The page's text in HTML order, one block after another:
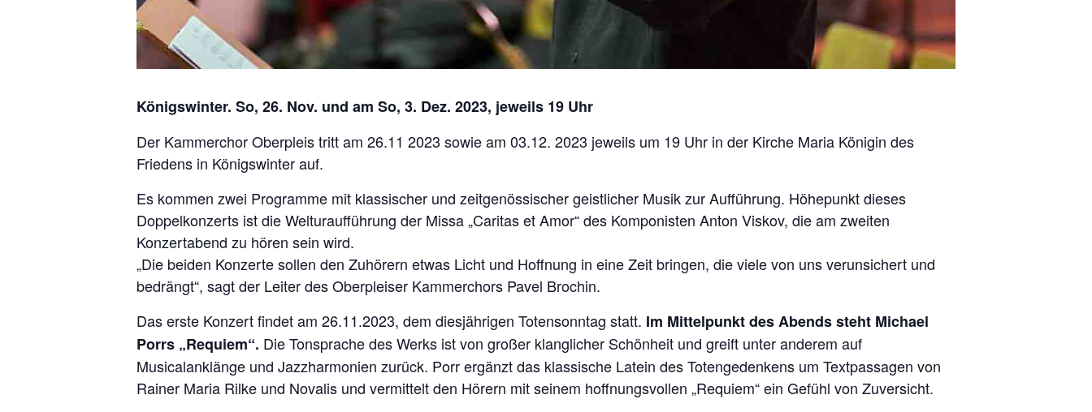
Königswinter. So, 26. Nov. und am So, 3. Dez. 2023, jeweils 19 Uhr
Der Kammerchor Oberpleis tritt am 26.11 2023 sowie am 03.12. 2023 jeweils um 19 Uhr in der Kirche Maria Königin des
Friedens in Königswinter auf.
Es kommen zwei Programme mit klassischer und zeitgenössischer geistlicher Musik zur Aufführung. Höhepunkt dieses
Doppelkonzerts ist die Welturaufführung der Missa „Caritas et Amor“ des Komponisten Anton Viskov, die am zweiten
Konzertabend zu hören sein wird.
„Die beiden Konzerte sollen den Zuhörern etwas Licht und Hoffnung in eine Zeit bringen, die viele von uns verunsichert und
bedrängt“, sagt der Leiter des Oberpleiser Kammerchors Pavel Brochin.
Das erste Konzert findet am 26.11.2023, dem diesjährigen Totensonntag statt. Im Mittelpunkt des Abends steht Michael
Porrs „Requiem“. Die Tonsprache des Werks ist von großer klanglicher Schönheit und greift unter anderem auf
Musicalanklänge und Jazzharmonien zurück. Porr ergänzt das klassische Latein des Totengedenkens um Textpassagen von
Rainer Maria Rilke und Novalis und vermittelt den Hörern mit seinem hoffnungsvollen „Requiem“ ein Gefühl von Zuversicht.